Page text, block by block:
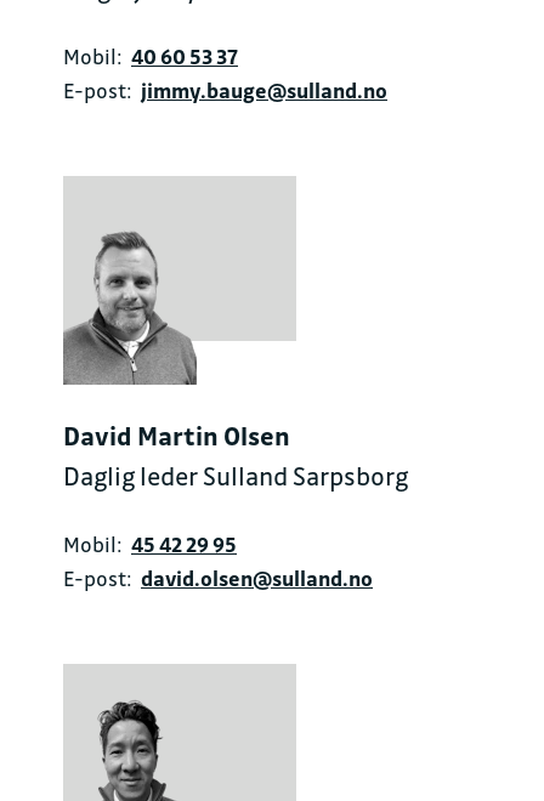
Mobil: 40 60 53 37
E-post: jimmy.bauge@sulland.no
David Martin Olsen
Daglig leder Sulland Sarpsborg
Mobil: 45 42 29 95
E-post: david.olsen@sulland.no